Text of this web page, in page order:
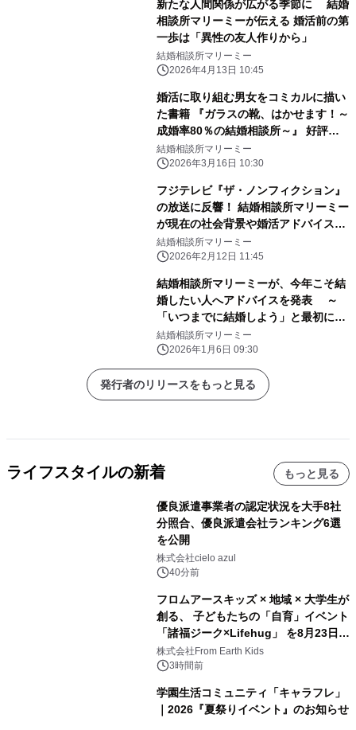
新たな人間関係が広がる季節に 結婚
相談所マリーミーが伝える 婚活前の第
一歩は「異性の友人作りから」
結婚相談所マリーミー
2026年4月13日 10:45
婚活に取り組む男女をコミカルに描い
た書籍 『ガラスの靴、はかせます！～
成婚率80％の結婚相談所～』 好評発
売中
結婚相談所マリーミー
2026年3月16日 10:30
フジテレビ『ザ・ノンフィクション』
の放送に反響！ 結婚相談所マリーミー
が現在の社会背景や婚活アドバイスを
発表
結婚相談所マリーミー
2026年2月12日 11:45
結婚相談所マリーミーが、今年こそ結
婚したい人へアドバイスを発表 ～
「いつまでに結婚しよう」と最初に目
標を立てることが重要～
結婚相談所マリーミー
2026年1月6日 09:30
発行者のリリースをもっと見る
ライフスタイルの新着 もっと見る
優良派遣事業者の認定状況を大手8社
分照合、優良派遣会社ランキング6選
を公開
株式会社cielo azul
40分前
フロムアースキッズ × 地域 × 大学生が
創る、 子どもたちの「自育」イベント
「諸福ジーク×Lifehug」 を8月23日
(日)開催
株式会社From Earth Kids
3時間前
学園生活コミュニティ「キャラフレ」
｜2026『夏祭りイベント』のお知らせ